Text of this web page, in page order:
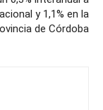
y 1,1% en la
de Córdoba